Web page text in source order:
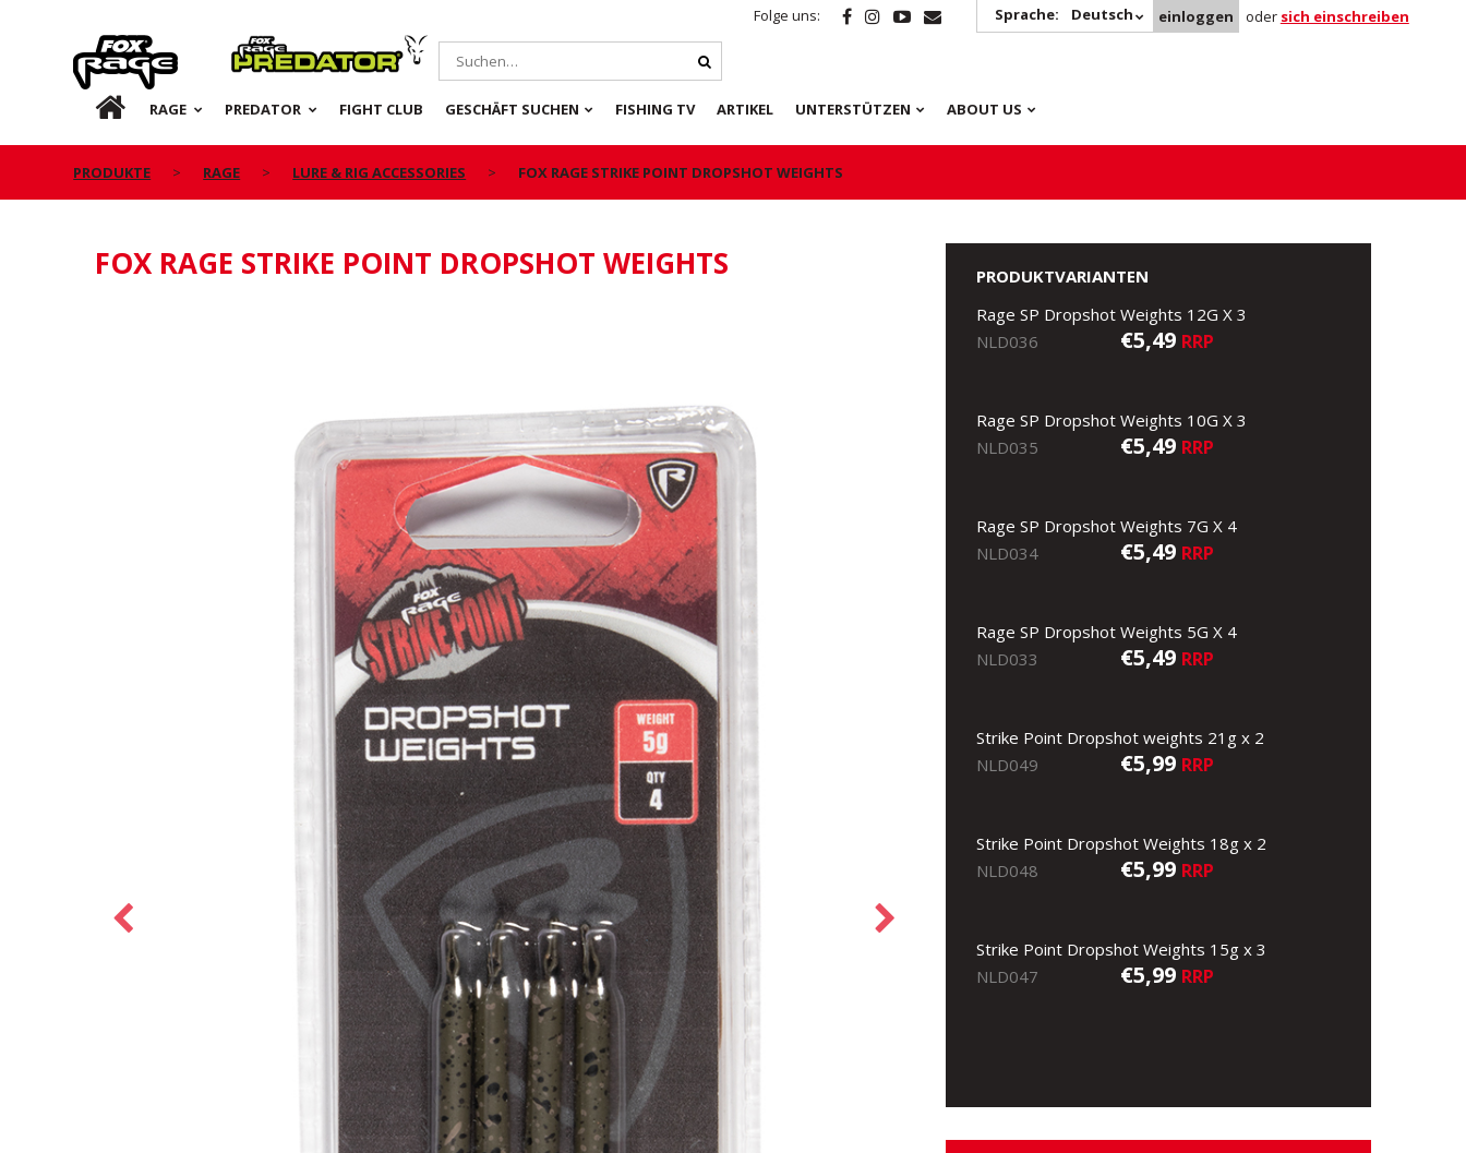
Folge uns: Sprache: Deutsch einloggen oder sich einschreiben
Rage Predator
DE RAGE PREDATOR FIGHT CLUB GESCHÄFT SUCHEN FISHING TV ARTIKEL UNTERSTÜTZEN ABOUT US
PRODUKTE RAGE LURE & RIG ACCESSORIES FOX RAGE STRIKE POINT DROPSHOT WEIGHTS
FOX RAGE STRIKE POINT DROPSHOT WEIGHTS
PRODUKTVARIANTEN
Rage SP Dropshot Weights 12G X 3
NLD036
€5,49 RRP
Rage SP Dropshot Weights 10G X 3
NLD035
€5,49 RRP
Rage SP Dropshot Weights 7G X 4
NLD034
€5,49 RRP
Rage SP Dropshot Weights 5G X 4
NLD033
€5,49 RRP
Strike Point Dropshot weights 21g x 2
NLD049
€5,99 RRP
Strike Point Dropshot Weights 18g x 2
NLD048
€5,99 RRP
Strike Point Dropshot Weights 15g x 3
NLD047
€5,99 RRP